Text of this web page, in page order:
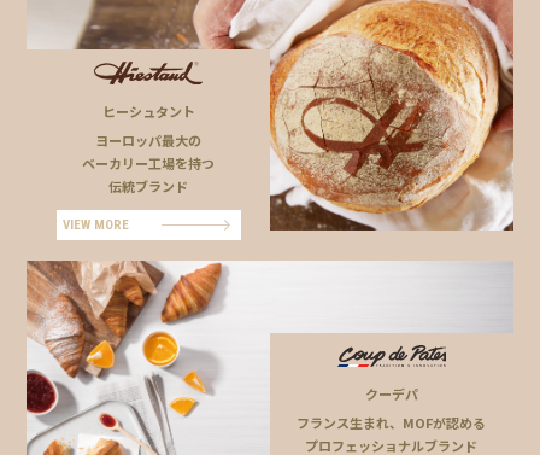
ヒーシュタント
ヨーロッパ最大の
ベーカリー工場を持つ
伝統ブランド
VIEW MORE
クーデパ
フランス生まれ、MOFが認める
プロフェッショナルブランド